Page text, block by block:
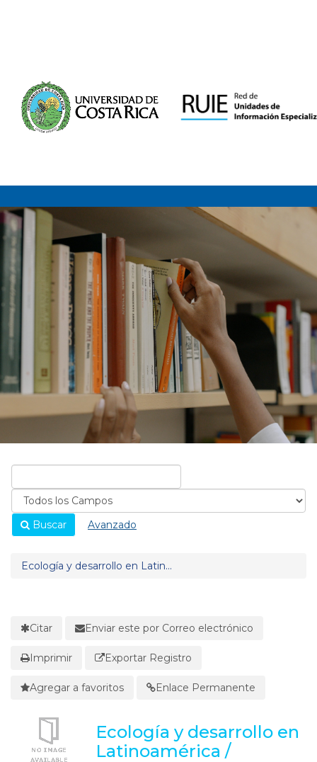
Buscar Avanzado
Ecología y desarrollo en Latin...
Citar Enviar este por Correo electrónico
Imprimir Exportar Registro
Agregar a favoritos Enlace Permanente
Ecología y desarrollo en
Latinoamérica /